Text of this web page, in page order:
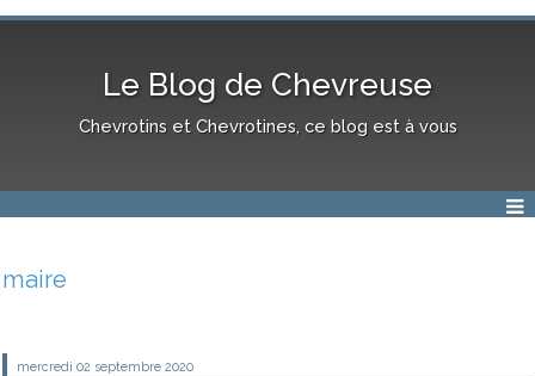
Le Blog de Chevreuse
Chevrotins et Chevrotines, ce blog est à vous
maire
mercredi 02 septembre 2020